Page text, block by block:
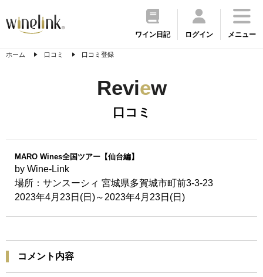
ワイン日記 ログイン メニュー
ホーム 口コミ 口コミ登録
Review
口コミ
MARO Wines全国ツアー【仙台編】
by Wine-Link
場所：サンスーシィ 宮城県多賀城市町前3-3-23
2023年4月23日(日)～2023年4月23日(日)
コメント内容